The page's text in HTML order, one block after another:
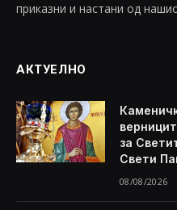
приказни и настани од
АКТУЕЛНО
за
Свети
08/08/2026